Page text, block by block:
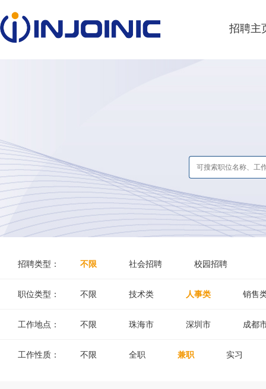
招聘主
招聘类型： 不限 社会招聘 校园招聘
职位类型： 不限 技术类 人事类 销售
工作地点： 不限 珠海市 深圳市 成都
工作性质： 不限 全职 兼职 实习